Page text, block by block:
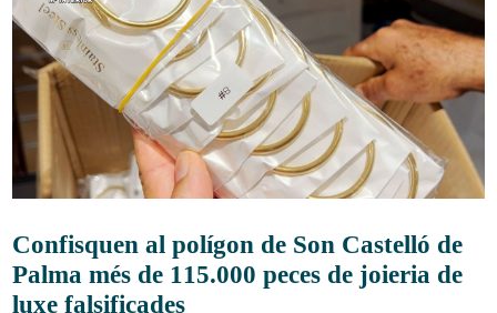
Confisquen al polígon de Son Castelló de
Palma més de 115.000 peces de joieria de
luxe falsificades